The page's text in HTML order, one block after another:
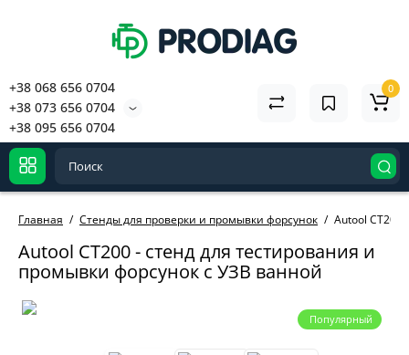
+38 068 656 0704
+38 073 656 0704
+38 095 656 0704
0
Главная Стенды для проверки и промывки форсунок Autool CT200
Autool CT200 - стенд для тестирования и
промывки форсунок с УЗВ ванной
Популярный